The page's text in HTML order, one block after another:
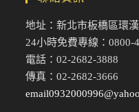
地址：新北市板橋區環
24小時免費專線：0800-
電話：02-2682-3888
傳真：02-2682-3666